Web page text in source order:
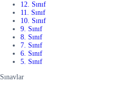
12. Sınıf
11. Sınıf
10. Sınıf
9. Sınıf
8. Sınıf
7. Sınıf
6. Sınıf
5. Sınıf
Sınavlar